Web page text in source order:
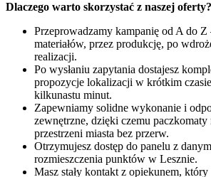
Dlaczego warto skorzystać z naszej oferty?
Przeprowadzamy kampanię od A do
materiałów, przez produkcję, po
realizacji.
Po wysłaniu zapytania dostajesz
propozycje lokalizacji w krótkim
kilkunastu minut.
Zapewniamy solidne wykonanie i
zewnętrzne, dzięki czemu paczkomaty
przestrzeni miasta bez przerw.
Otrzymujesz dostęp do panelu z
rozmieszczenia punktów w Lesznie.
Masz stały kontakt z opiekunem,